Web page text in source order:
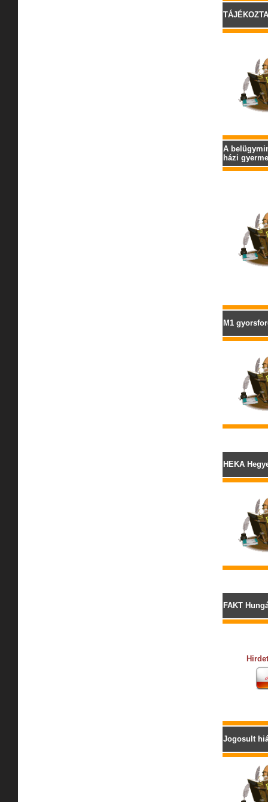
A
házi
M1
HEKA
FAKT
Jogosult